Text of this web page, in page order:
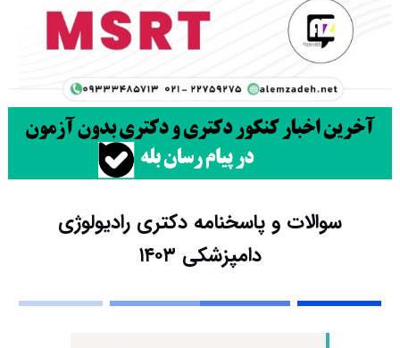
سوالات و پاسخنامه دکتری رادیولوژی
دامپزشکی ۱۴۰۳